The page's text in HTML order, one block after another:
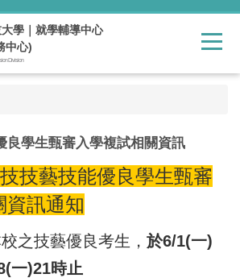
學｜就學輔導中心
中心)
Division
良學生甄審入學複試相關資訊
技藝技能優良學生甄審
資訊通知
之技藝優良考生， 於6/1(一)
一)21時止